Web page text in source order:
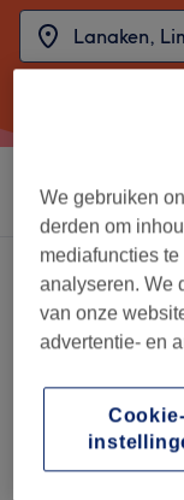
Sorteer op
2 salons met:builder
We gebruiken
derden om
mediafuncties
analyseren. We
van onze
advertentie- en
Cookie-